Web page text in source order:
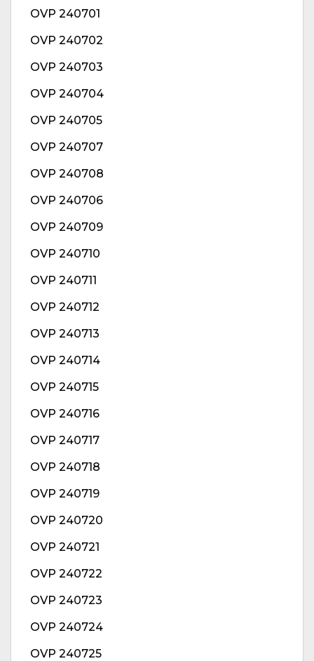
OVP 240701
OVP 240702
OVP 240703
OVP 240704
OVP 240705
OVP 240707
OVP 240708
OVP 240706
OVP 240709
OVP 240710
OVP 240711
OVP 240712
OVP 240713
OVP 240714
OVP 240715
OVP 240716
OVP 240717
OVP 240718
OVP 240719
OVP 240720
OVP 240721
OVP 240722
OVP 240723
OVP 240724
OVP 240725